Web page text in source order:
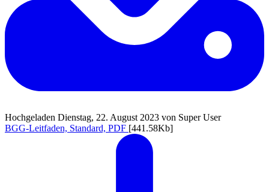
Hochgeladen Dienstag, 22. August 2023 von Super User
BGG-Leitfaden, Standard, PDF [441.58Kb]